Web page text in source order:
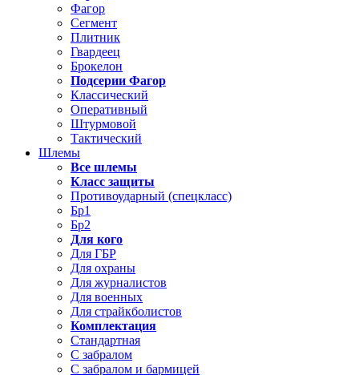
Фагор
Сегмент
Плитник
Гвардеец
Брокелон
Подсерии Фагор
Классический
Оперативный
Штурмовой
Тактический
Шлемы
Все шлемы
Класс защиты
Противоударный (спецкласс)
Бр1
Бр2
Для кого
Для ГБР
Для охраны
Для журналистов
Для военных
Для страйкболистов
Комплектация
Стандартная
С забралом
С забралом и бармицей